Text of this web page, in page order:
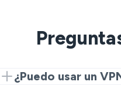
¿Puedo usar un